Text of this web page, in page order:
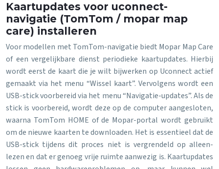
Kaartupdates voor uconnect-
navigatie (TomTom / mopar map
care) installeren
Voor modellen met TomTom-navigatie biedt Mopar Map Care
of een vergelijkbare dienst periodieke kaartupdates. Hierbij
wordt eerst de kaart die je wilt bijwerken op Uconnect actief
gemaakt via het menu “Wissel kaart”. Vervolgens wordt een
USB-stick voorbereid via het menu “Navigatie-updates”. Als de
stick is voorbereid, wordt deze op de computer aangesloten,
waarna TomTom HOME of de Mopar-portal wordt gebruikt
om de nieuwe kaarten te downloaden. Het is essentieel dat de
USB-stick tijdens dit proces niet is vergrendeld op alleen-
lezen en dat er genoeg vrije ruimte aanwezig is. Kaartupdates